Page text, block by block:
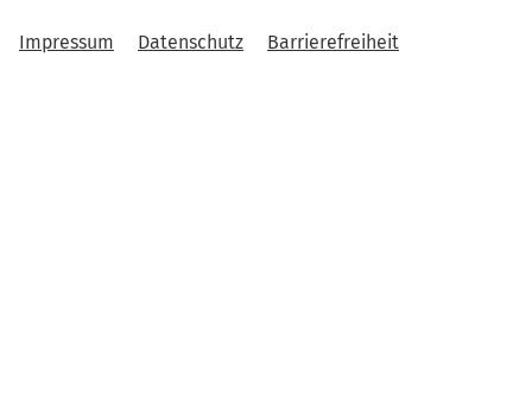
Impressum Datenschutz Barrierefreiheit